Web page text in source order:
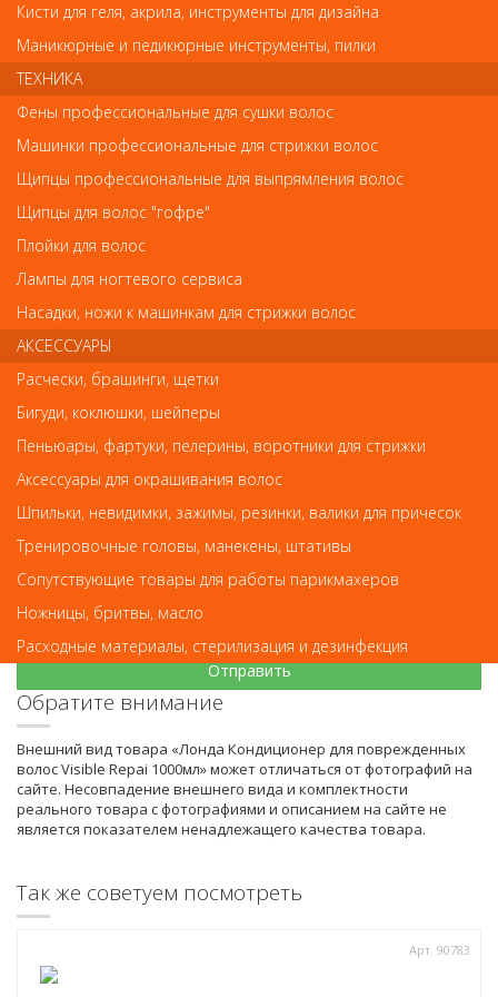
Способ применения.
Нанесите необходимое количество кондиционера Londa
Londacare Visible Repair на влажные волосы, равномерно
распределите по всей длине мягкими массирующими
движениями, после чего тщательно промойте волосы теплой
водой.
Отзывы
Ваш отзыв станет первым
Напишите свой отзыв
Комментарий
Имя
Обратите внимание
Внешний вид товара «Лонда Кондиционер для поврежденных
волос Visible Repai 1000мл» может отличаться от фотографий на
сайте. Несовпадение внешнего вида и комплектности
реального товара с фотографиями и описанием на сайте не
является показателем ненадлежащего качества товара.
Так же советуем посмотреть
Арт. 90783
Кисти для геля, акрила, инструменты для дизайна
Маникюрные и педикюрные инструменты, пилки
ТЕХНИКА
Фены профессиональные для сушки волос
Машинки профессиональные для стрижки волос
Щипцы профессиональные для выпрямления волос
Щипцы для волос "гофре"
Плойки для волос
Лампы для ногтевого сервиса
Насадки, ножи к машинкам для стрижки волос
АКСЕССУАРЫ
Расчески, брашинги, щетки
Бигуди, коклюшки, шейперы
Пеньюары, фартуки, пелерины, воротники для стрижки
Аксессуары для окрашивания волос
Шпильки, невидимки, зажимы, резинки, валики для причесок
Тренировочные головы, манекены, штативы
Сопутствующие товары для работы парикмахеров
Ножницы, бритвы, масло
Расходные материалы, стерилизация и дезинфекция